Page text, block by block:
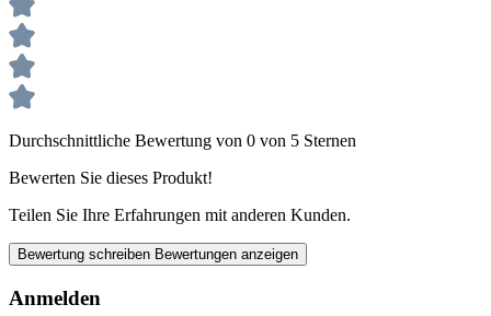
Durchschnittliche Bewertung von 0 von 5 Sternen
Bewerten Sie dieses Produkt!
Teilen Sie Ihre Erfahrungen mit anderen Kunden.
Bewertung schreiben Bewertungen anzeigen
Anmelden